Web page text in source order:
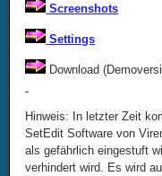
Screenshots
Settings
Download
Hinweis: In letzter Zeit
SetEdit Software von
als gefährlich eingestuft
verhindert wird. Es wird